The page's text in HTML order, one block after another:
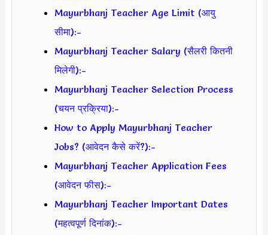
Mayurbhanj Teacher Age Limit (आयु
सीमा):-
Mayurbhanj Teacher Salary (सैलरी कितनी
मिलेगी):-
Mayurbhanj Teacher Selection Process
(चयन प्रक्रिया):-
How to Apply Mayurbhanj Teacher
Jobs? (आवेदन कैसे करें?):-
Mayurbhanj Teacher Application Fees
(आवेदन फीस):-
Mayurbhanj Teacher Important Dates
(महत्वपूर्ण दिनांक):-